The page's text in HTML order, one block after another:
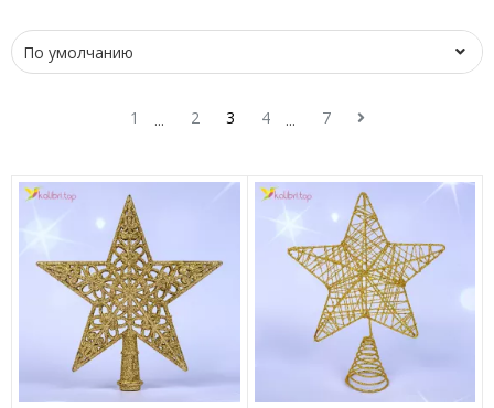
1 ... 2 3 4 ... 7